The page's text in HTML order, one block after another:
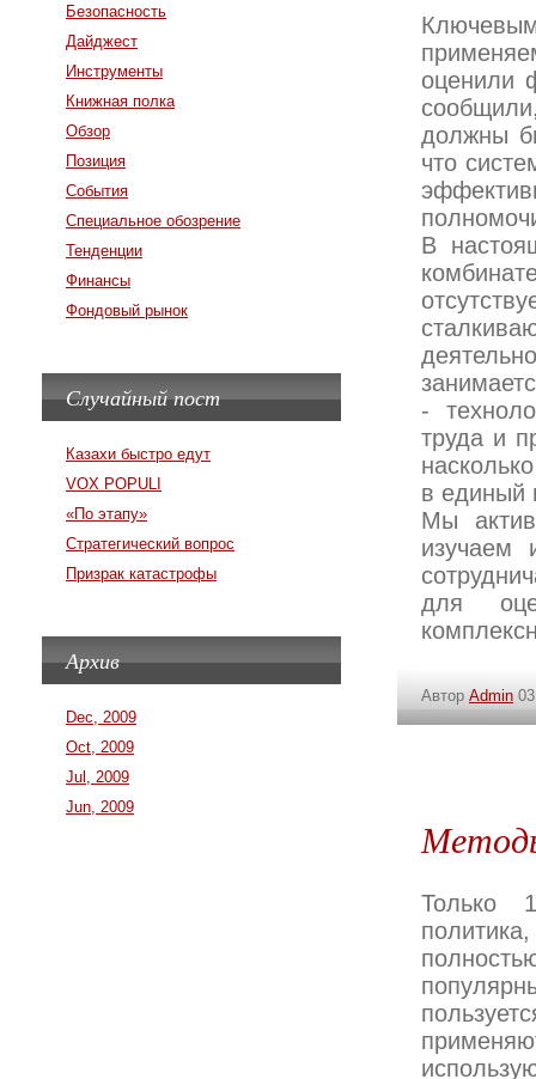
оценили
должны
что
В
-
труда и
в единый
Мы
для
Автор Admin
Только
Безопасность
Дайджест
Инструменты
Книжная полка
Обзор
Позиция
События
Специальное обозрение
Тенденции
Финансы
Фондовый рынок
Случайный пост
Казахи быстро едут
VOX POPULI
«По этапу»
Стратегический вопрос
Призрак катастрофы
Архив
Dec, 2009
Oct, 2009
Jul, 2009
Jun, 2009